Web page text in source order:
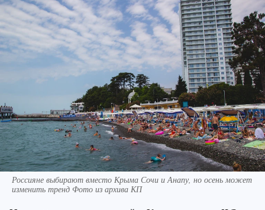
Россияне выбирают вместо Крыма Сочи и Анапу, но осень может
изменить тренд Фото из архива КП